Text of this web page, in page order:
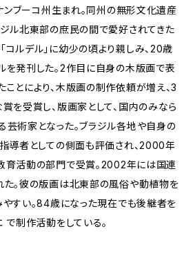
ンブーコ州生まれ。同州の無形文化遺産
ジル北東部の庶民の間で愛好されてきた
ルデル」に幼少の頃より親しみ、20歳
を発刊した。2作目に自身の木版画で表
とにより、木版画の制作依頼が増え、3
を受賞し、版画家として、国内のみなら
芸術家となった。ブラジル各地や自身の
導者としての側面も評価され、2000年
育活動の部門で受賞。2002年には国連
た。彼の版画は北東部の風俗や動植物を
すい。84歳になった現在でも後継者を
で制作活動をしている。